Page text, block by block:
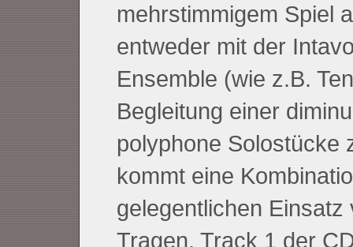
mehrstimmigem Spiel
entweder mit der
Ensemble (wie z.B.
Begleitung einer
polyphone Solostücke
kommt eine
gelegentlichen
Tragen. Track 1 der